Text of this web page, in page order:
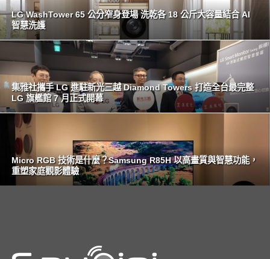
LG WashTower 65 公分窄身登場 洗乾各 18 公斤大容量結合 AI
智慧洗護
集雅社攜手 LG 進駐新光三越 Diamond Towers 打造全台最完整
LG 旗艦館 7 月正式開幕
Micro RGB 技術是什麼？Samsung R85H 以高畫質與智慧功能，
重塑家庭觀影體驗